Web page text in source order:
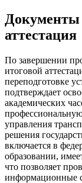
Документы
аттестация
По завершении
итоговой
переподготовке
подтверждает
академических
профессиональную
управления
решения
включается в
образовании,
что позволяет
информационные